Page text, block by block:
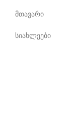
მთავარი
სიახლეები